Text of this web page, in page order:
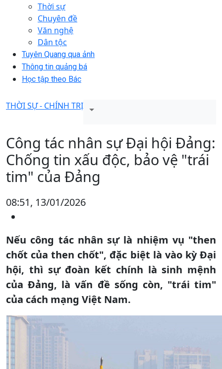
Thời sự
Chuyên đề
Văn nghệ
Dân tộc
Tuyên Quang qua ảnh
Thông tin quảng bá
Học tập theo Bác
THỜI SỰ - CHÍNH TRỊ
Công tác nhân sự Đại hội Đảng:
Chống tin xấu độc, bảo vệ "trái
tim" của Đảng
08:51, 13/01/2026
Nếu công tác nhân sự là nhiệm vụ "then
chốt của then chốt", đặc biệt là vào kỳ Đại
hội, thì sự đoàn kết chính là sinh mệnh
của Đảng, là vấn đề sống còn, "trái tim"
của cách mạng Việt Nam.